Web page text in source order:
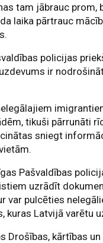
tam jābrauc prom,
laika pārtrauc
policijas
ir
tikuši pārrunāti
sniegt
Pašvaldības
uzrādīt
var pulcēties
kuras Latvijā varētu
Drošības, kārtības